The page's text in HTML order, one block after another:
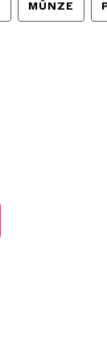
MÜNZE